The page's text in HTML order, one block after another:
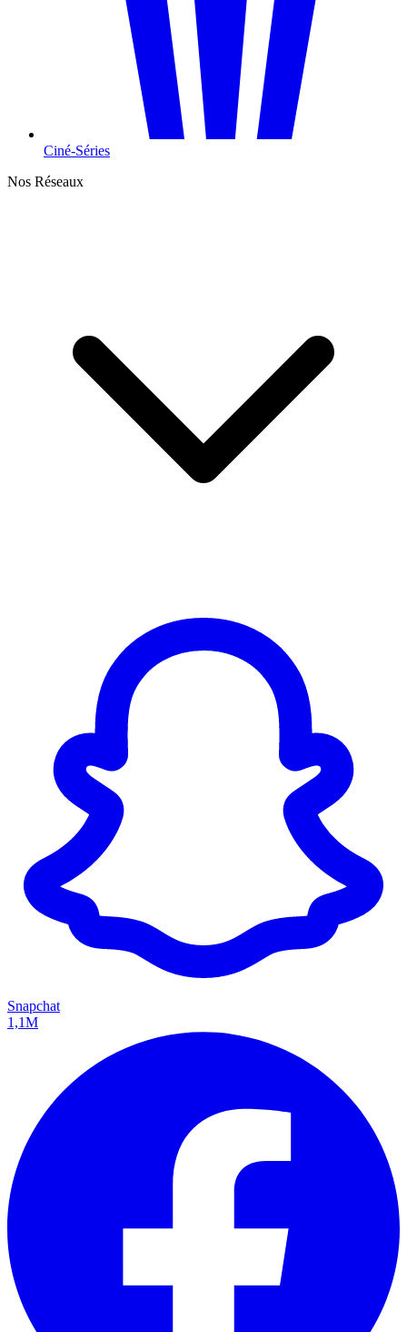
Ciné-Séries
Nos Réseaux
Snapchat
1,1M